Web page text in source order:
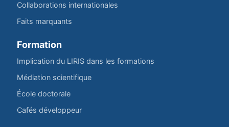
Collaborations internationales
Faits marquants
Formation
Implication du LIRIS dans les formations
Médiation scientifique
École doctorale
Cafés développeur